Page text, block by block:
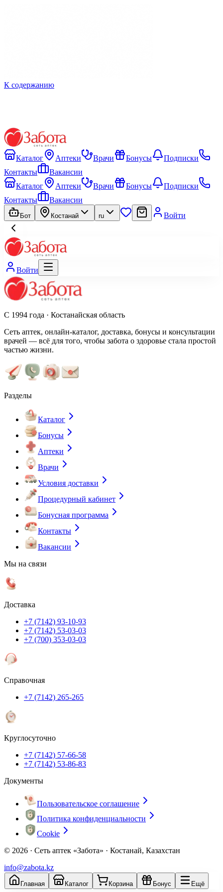
К содержанию
Каталог Аптеки Врачи Бонусы
Подписки
Контакты
Вакансии
Каталог
Аптеки Врачи Бонусы
Подписки
Контакты
Вакансии
Бот Костанай ru Войти
Войти
С 1994 года · Костанайская область
Сеть аптек, онлайн-каталог, доставка, бонусы и консультации
врачей — всё для того, чтобы забота о здоровье стала простой
частью жизни.
Разделы
Каталог
Бонусы
Аптеки
Врачи
Условия доставки
Процедурный кабинет
Бонусная программа
Контакты
Вакансии
Мы на связи
Доставка
+7 (7142) 93-10-93
+7 (7142) 53-03-03
+7 (700) 353-03-03
Справочная
+7 (7142) 265-265
Круглосуточно
+7 (7142) 57-66-58
+7 (7142) 53-86-83
Документы
Пользовательское соглашение
Политика конфиденциальности
Cookie
© 2026 · Сеть аптек «Забота» · Костанай, Казахстан
info@zabota.kz
Главная Каталог Корзина Бонус Ещё